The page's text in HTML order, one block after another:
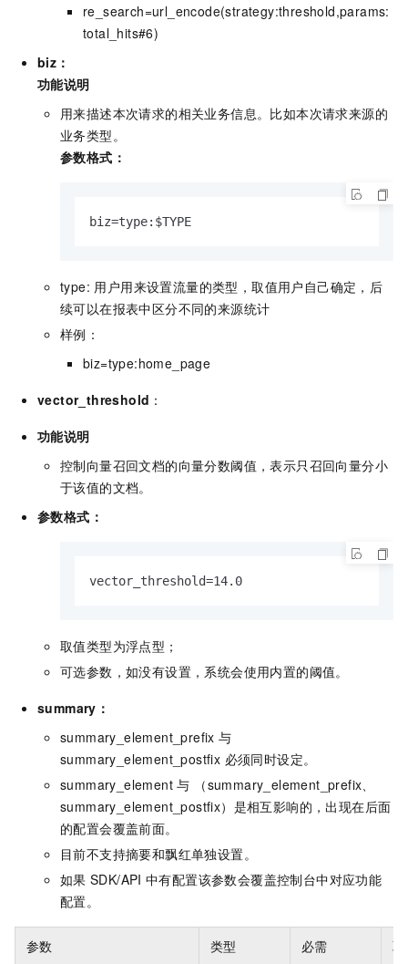
re_search=url_encode(strategy:threshold,params:
total_hits#6)
biz：
功能说明
用来描述本次请求的相关业务信息。比如本次请求来源的
业务类型。
参数格式：
biz=type:$TYPE
type: 用户用来设置流量的类型，取值用户自己确定，后
续可以在报表中区分不同的来源统计
样例：
biz=type:home_page
vector_threshold ：
功能说明
控制向量召回文档的向量分数阈值，表示只召回向量分小
于该值的文档。
参数格式：
vector_threshold=14.0
取值类型为浮点型；
可选参数，如没有设置，系统会使用内置的阈值。
summary：
summary_element_prefix 与
summary_element_postfix 必须同时设定。
summary_element 与 （summary_element_prefix、
summary_element_postfix）是相互影响的，出现在后面
的配置会覆盖前面。
目前不支持摘要和飘红单独设置。
如果 SDK/API 中有配置该参数会覆盖控制台中对应功能
配置。
参数 类型 必需